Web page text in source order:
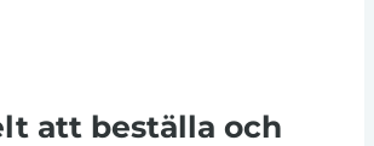
att beställa och